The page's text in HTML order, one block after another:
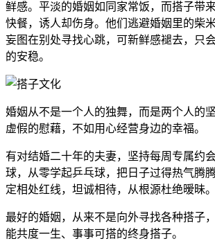
鲜感。平淡的婚姻如同家常饭，而搭子带
快餐，诱人却伤身。他们逃避婚姻里的柴
妄图在别处寻找心跳，可新鲜感褪去，只
的安稳。
婚姻从不是一个人的独舞，而是两个人的
虚假的慰藉，不如用心经营身边的幸福。
有对结婚二十年的夫妻，坚持每周专属约
球，从零学起乒乓球，把日子过得热气腾
定相处红线，坦诚相待，从根源杜绝暧昧。
最好的婚姻，从来不是向外寻找各种搭子
能共度一生、事事可搭的终身搭子。